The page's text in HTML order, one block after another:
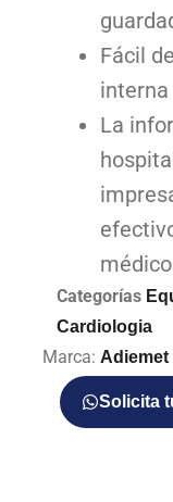
Fácil
La
Categorías
Cardiologia
Marca: Adiemet
Solicita